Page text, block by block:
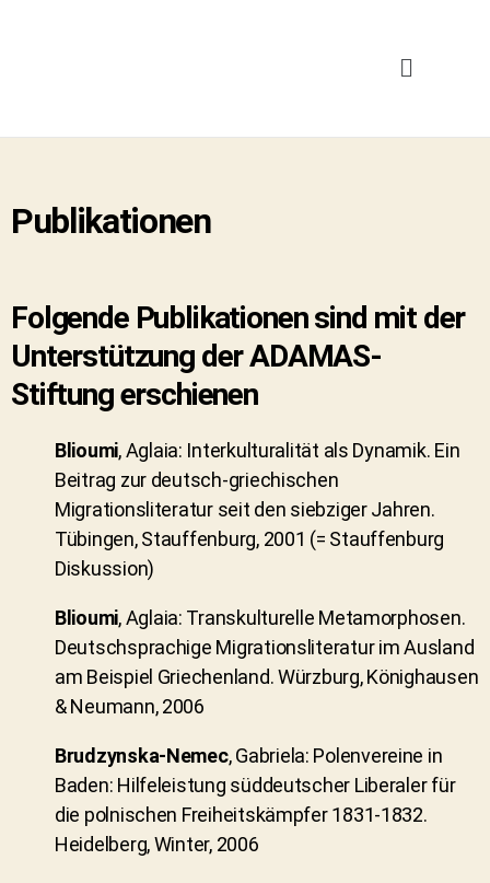
Publikationen
Folgende Publikationen sind mit der
Unterstützung der ADAMAS-
Stiftung erschienen
Blioumi, Aglaia: Interkulturalität als Dynamik. Ein
Beitrag zur deutsch-griechischen
Migrationsliteratur seit den siebziger Jahren.
Tübingen, Stauffenburg, 2001 (= Stauffenburg
Diskussion)
Blioumi, Aglaia: Transkulturelle Metamorphosen.
Deutschsprachige Migrationsliteratur im Ausland
am Beispiel Griechenland. Würzburg, Könighausen
& Neumann, 2006
Brudzynska-Nemec, Gabriela: Polenvereine in
Baden: Hilfeleistung süddeutscher Liberaler für
die polnischen Freiheitskämpfer 1831-1832.
Heidelberg, Winter, 2006